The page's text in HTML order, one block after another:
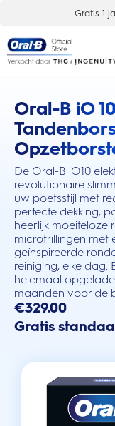
Gratis 1
Oral-B iO
De Oral-B iO10
revolutionaire
uw poetsstijl met
perfecte dekking,
heerlijk moeiteloze
microtrillingen met
geïnspireerde
reiniging, elke dag.
helemaal
maanden voor de
this action will scroll you to the
€329.00
Gratis